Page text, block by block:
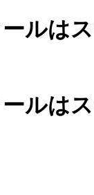
ルは
ルは